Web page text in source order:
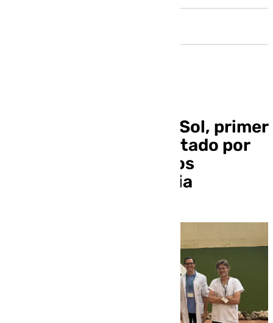
El Hospital Costa del Sol, primer
centro médico acreditado por
su compromiso con los
pacientes con disfagia